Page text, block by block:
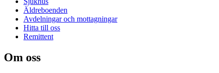
Äldreboenden
Avdelningar och mottagningar
Hitta till oss
Remittent
Om oss